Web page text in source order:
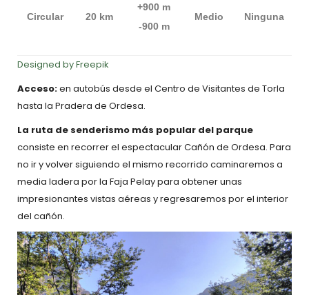
Circular 20 km
+900 m
-900 m
Medio Ninguna
Designed by Freepik
Acceso:en autobús desde el Centro de Visitantes de Torla
hasta la Pradera de Ordesa.
La ruta de senderismo más popular del parque
consiste en recorrer el espectacular Cañón de Ordesa. Para
no ir y volver siguiendo el mismo recorrido caminaremos a
media ladera por la Faja Pelay para obtener unas
impresionantes vistas aéreas y regresaremos por el interior
del cañón.